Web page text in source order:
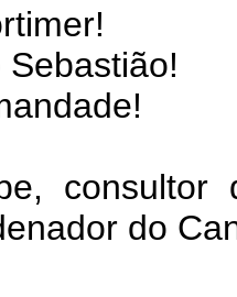
consultor
do